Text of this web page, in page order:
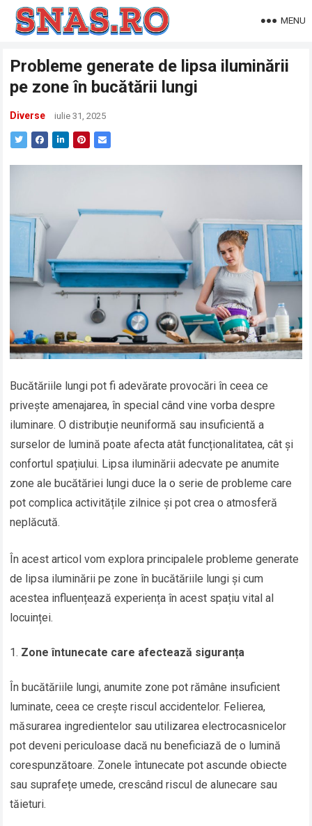
MENU
Probleme generate de lipsa iluminării
pe zone în bucătării lungi
Diverse iulie 31, 2025
Bucătăriile lungi pot fi adevărate provocări în ceea ce
privește amenajarea, în special când vine vorba despre
iluminare. O distribuție neuniformă sau insuficientă a
surselor de lumină poate afecta atât funcționalitatea, cât și
confortul spațiului. Lipsa iluminării adecvate pe anumite
zone ale bucătăriei lungi duce la o serie de probleme care
pot complica activitățile zilnice și pot crea o atmosferă
neplăcută.
În acest articol vom explora principalele probleme generate
de lipsa iluminării pe zone în bucătăriile lungi și cum
acestea influențează experiența în acest spațiu vital al
locuinței.
Zone întunecate care afectează siguranța
În bucătăriile lungi, anumite zone pot rămâne insuficient
luminate, ceea ce crește riscul accidentelor. Felierea,
măsurarea ingredientelor sau utilizarea electrocasnicelor
pot deveni periculoase dacă nu beneficiază de o lumină
corespunzătoare. Zonele întunecate pot ascunde obiecte
sau suprafețe umede, crescând riscul de alunecare sau
tăieturi.